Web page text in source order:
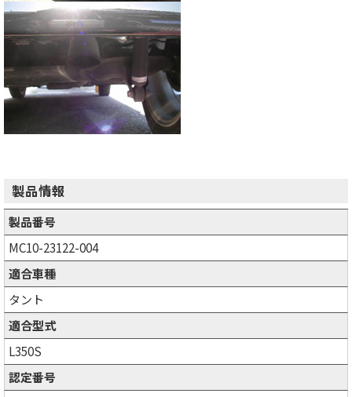
製品情報
製品番号
MC10-23122-004
適合車種
タント
適合型式
L350S
認定番号